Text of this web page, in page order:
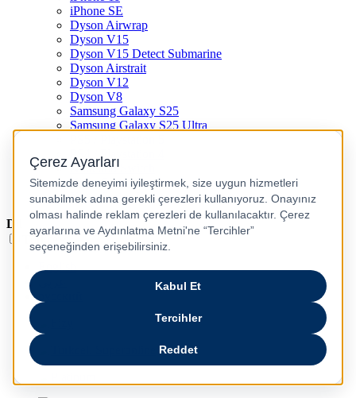
iPhone SE
Dyson Airwrap
Dyson V15
Dyson V15 Detect Submarine
Dyson Airstrait
Dyson V12
Dyson V8
Samsung Galaxy S25
Samsung Galaxy S25 Ultra
PS4 / Playstation 4
Nintendo Switch
Xbox Series S
Xbox Series X
Dil
Türkçe